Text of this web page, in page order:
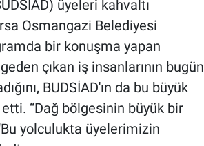
üyeleri kahvaltı
Osmangazi Belediyesi
bir konuşma yapan
çıkan iş insanlarının bugün
BUDSİAD'ın da bu büyük
“Dağ bölgesinin büyük bir
yolculukta üyelerimizin